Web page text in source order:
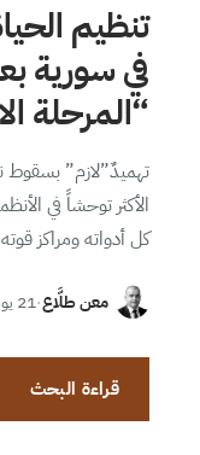
تنظيم
في سورية
“المرحلة
تهميدٌ”لازم” بسقوط
الأكثر توحشاً في
كل أدواته ومراكز
معن طلَّاع·21 يوليو 2026
قراءة البحث